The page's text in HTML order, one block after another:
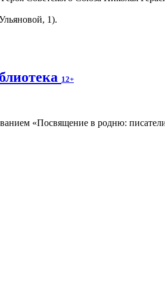
1).
12+
«Посвящение в родню: